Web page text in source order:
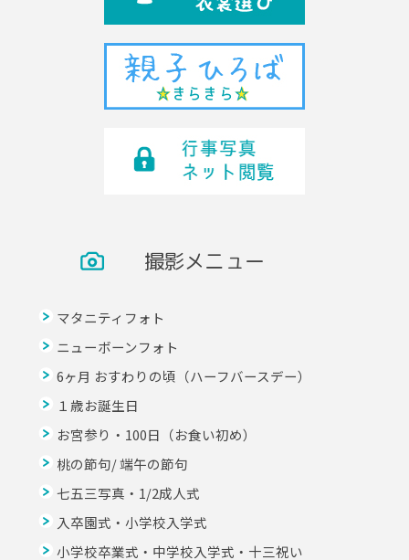
撮影メニュー
マタニティフォト
ニューボーンフォト
6ヶ月 おすわりの頃（ハーフバースデー）
１歳お誕生日
お宮参り・100日（お食い初め）
桃の節句/ 端午の節句
七五三写真・1/2成人式
入卒園式・小学校入学式
小学校卒業式・中学校入学式・十三祝い